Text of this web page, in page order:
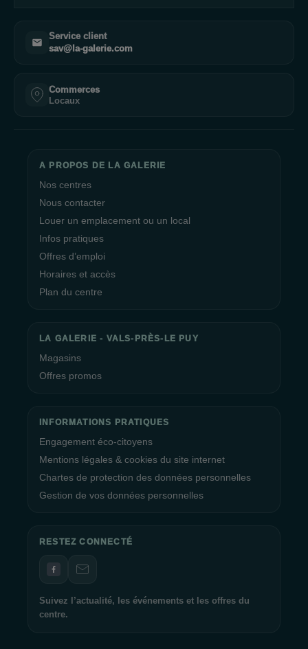
Service client
sav@la-galerie.com
Commerces
Locaux
A PROPOS DE LA GALERIE
Nos centres
Nous contacter
Louer un emplacement ou un local
Infos pratiques
Offres d’emploi
Horaires et accès
Plan du centre
LA GALERIE - VALS-PRÈS-LE PUY
Magasins
Offres promos
INFORMATIONS PRATIQUES
Engagement éco-citoyens
Mentions légales & cookies du site internet
Chartes de protection des données personnelles
Gestion de vos données personnelles
RESTEZ CONNECTÉ
Suivez l’actualité, les événements et les offres du
centre.